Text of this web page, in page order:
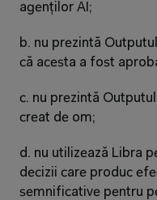
agenților AI;
b. nu prezintă
că acesta a fost
c. nu prezintă
creat de om;
d. nu utilizează Libra
decizii care produc
semnificative pentru